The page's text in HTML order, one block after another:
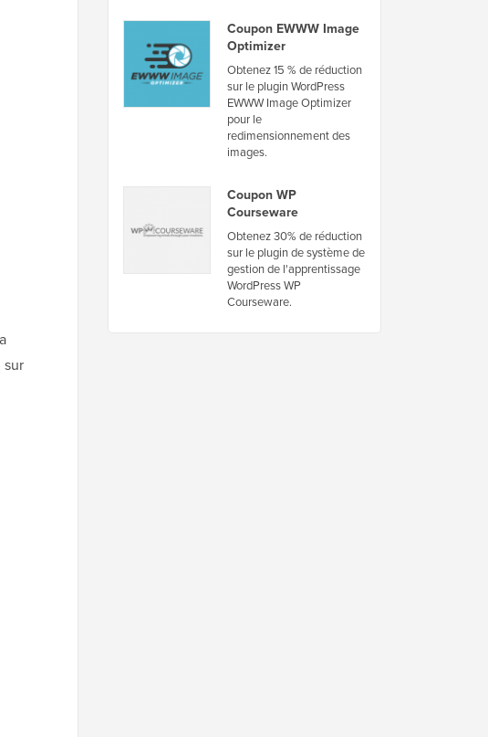
sur
Coupon EWWW Image
Optimizer
Obtenez 15 % de réduction
sur le plugin WordPress
EWWW Image Optimizer
pour le
redimensionnement des
images.
Coupon WP
Courseware
Obtenez 30% de réduction
sur le plugin de système de
gestion de l'apprentissage
WordPress WP
Courseware.